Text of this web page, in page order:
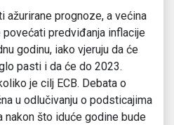
ažurirane prognoze, a većina
povećati predviđanja inflacije
godinu, iako vjeruju da će
pasti i da će do 2023.
je cilj ECB. Debata o
u odlučivanju o podsticajima
nakon što iduće godine bude